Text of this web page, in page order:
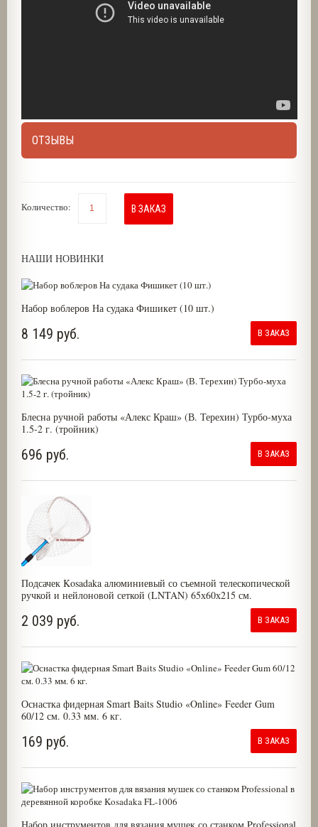
ОТЗЫВЫ
Количество: В ЗАКАЗ
НАШИ НОВИНКИ
Набор воблеров На судака Фишикет (10 шт.)
8 149 руб. В ЗАКАЗ
Блесна ручной работы «Алекс Краш» (В. Терехин) Турбо-муха
1.5-2 г. (тройник)
696 руб. В ЗАКАЗ
Подсачек Kosadaka алюминиевый со съемной телескопической
ручкой и нейлоновой сеткой (LNTAN) 65х60х215 см.
2 039 руб. В ЗАКАЗ
Оснастка фидерная Smart Baits Studio «Online» Feeder Gum
60/12 см. 0.33 мм. 6 кг.
169 руб. В ЗАКАЗ